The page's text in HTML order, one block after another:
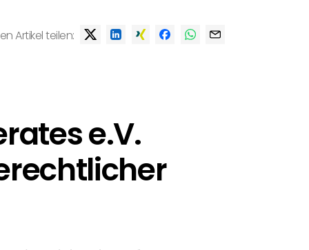
Artikel teilen:
e.V.